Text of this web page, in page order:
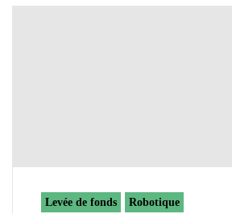
Levée de fonds Robotique